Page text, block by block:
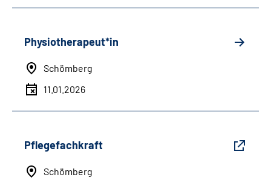
Physiotherapeut*in
Schömberg
11.01.2026
Pflegefachkraft
Schömberg